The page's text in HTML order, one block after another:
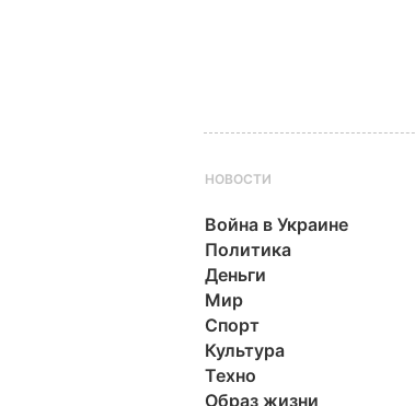
НОВОСТИ
Война в Украине
Политика
Деньги
Мир
Спорт
Культура
Техно
Образ жизни